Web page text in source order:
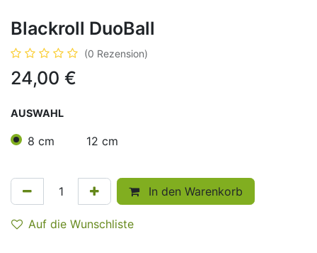
Blackroll DuoBall
(0 Rezension)
24,00 €
AUSWAHL
8 cm 12 cm
In den Warenkorb
Auf die Wunschliste